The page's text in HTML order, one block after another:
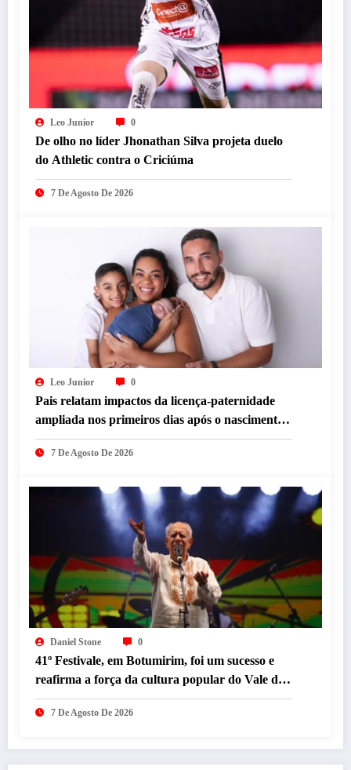
Leo Junior 0
De olho no líder Jhonathan Silva projeta duelo
do Athletic contra o Criciúma
7 De Agosto De 2026
Leo Junior 0
Pais relatam impactos da licença-paternidade
ampliada nos primeiros dias após o nascimento
dos filhos
7 De Agosto De 2026
Daniel Stone 0
41º Festivale, em Botumirim, foi um sucesso e
reafirma a força da cultura popular do Vale do
Jequitinhonha
7 De Agosto De 2026